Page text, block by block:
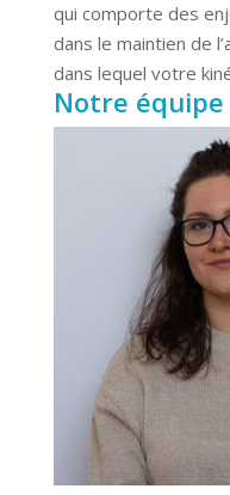
qui comporte des
dans le maintien de
dans lequel votre
Notre équipe